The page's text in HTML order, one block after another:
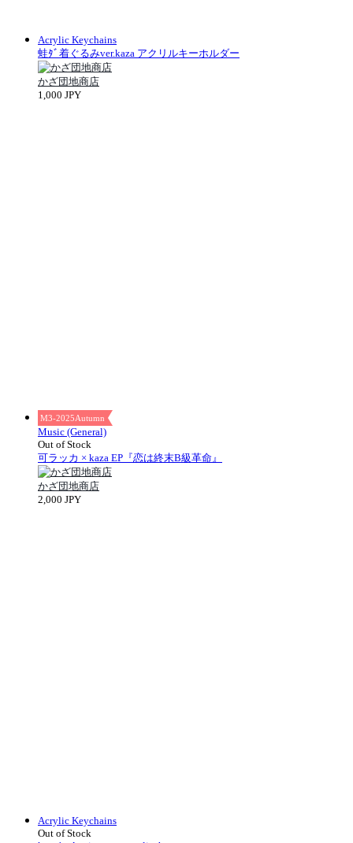
Acrylic Keychains
蛙ﾀﾞ着ぐるみver.kaza アクリルキーホルダー
かざ団地商店
1,000 JPY
M3-2025Autumn
Music (General)
Out of Stock
可ラッカ × kaza EP『恋は終末B級革命』
かざ団地商店
2,000 JPY
Acrylic Keychains
Out of Stock